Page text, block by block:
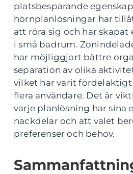
platsbesparande
hörnplanlösningar har
att röra sig och har skapat
i små badrum.
har möjliggjort bättre
separation av olika
vilket har varit
flera användare. Det är
varje planlösning har sina
nackdelar och att valet
preferenser och behov.